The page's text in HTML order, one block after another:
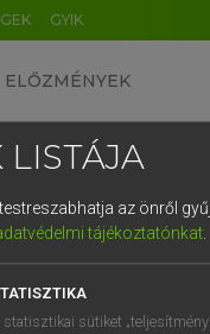
GYIK
ELŐZMÉNYEK
angol
ige
start (up the
LISTÁJA
az önről
tájékoztatónkat.
statisztikai sütiket
DE CN FR ES IT NL
1 2 3 4
q w e